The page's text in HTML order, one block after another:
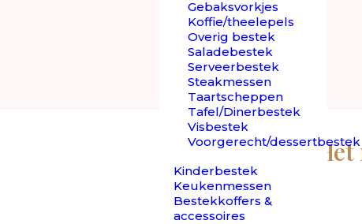
Gebaksvorkjes
Koffie/theelepels
Overig bestek
Saladebestek
Serveerbestek
Steakmessen
Taartscheppen
Tafel/Dinerbestek
Visbestek
Voorgerecht/dessertbestek
Kinderbestek
Keukenmessen
Bestekkoffers &
accessoires
Het mooiste Europese glaswerk is gemaakt
Het